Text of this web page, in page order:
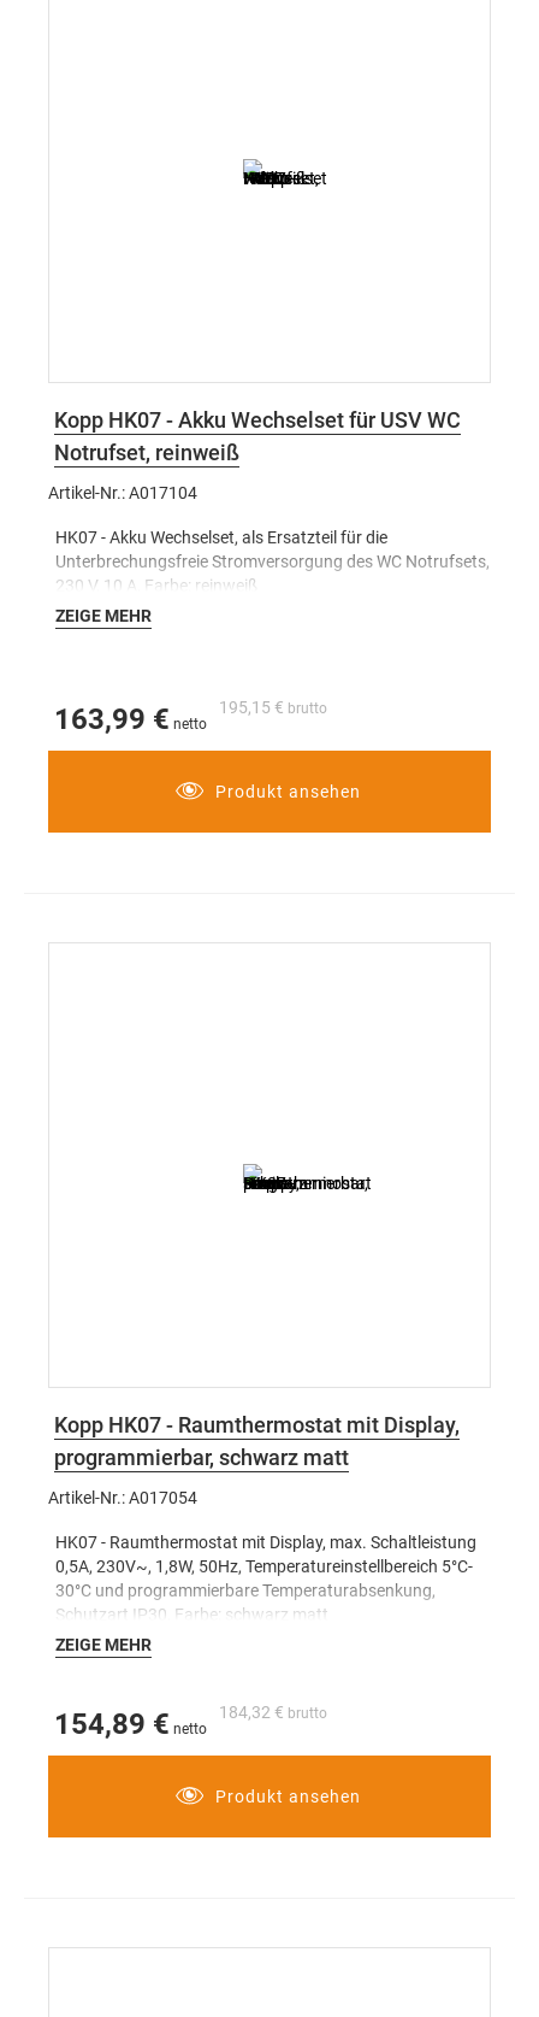
Kopp HK07 - Akku Wechselset für USV WC
Notrufset, reinweiß
Artikel-Nr.: A017104
HK07 - Akku Wechselset, als Ersatzteil für die
Unterbrechungsfreie Stromversorgung des WC Notrufsets,
230 V, 10 A, Farbe: reinweiß
ZEIGE MEHR
195,15 €
163,99 €
Produkt ansehen
Kopp HK07 - Raumthermostat mit Display,
programmierbar, schwarz matt
Artikel-Nr.: A017054
HK07 - Raumthermostat mit Display, max. Schaltleistung
0,5A, 230V~, 1,8W, 50Hz, Temperatureinstellbereich 5°C-
30°C und programmierbare Temperaturabsenkung,
Schutzart IP30, Farbe: schwarz matt
ZEIGE MEHR
184,32 €
154,89 €
Produkt ansehen